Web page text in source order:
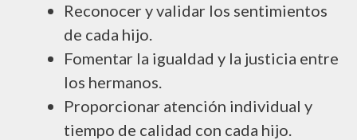
Reconocer y validar los sentimientos
de cada hijo.
Fomentar la igualdad y la justicia entre
los hermanos.
Proporcionar atención individual y
tiempo de calidad con cada hijo.